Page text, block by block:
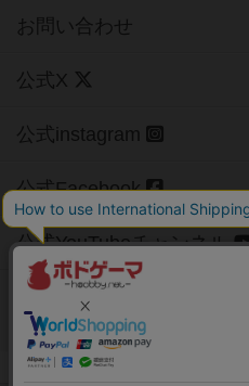
お問い合わせ
公式X
公式instagram
公式Facebook
公式YouTubeチャンネル